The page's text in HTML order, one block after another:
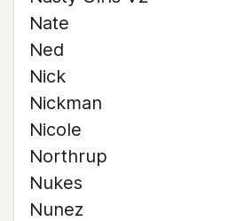
Nate
Ned
Nick
Nickman
Nicole
Northrup
Nukes
Nunez